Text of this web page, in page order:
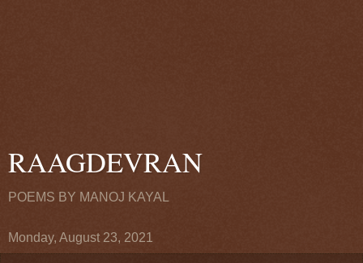
RAAGDEVRAN
POEMS BY MANOJ KAYAL
Monday, August 23, 2021